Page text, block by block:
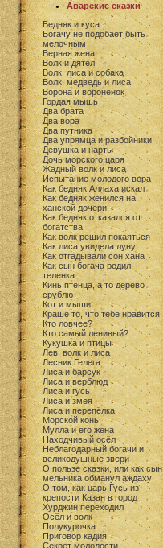
Аварские сказки
Бедняк и куса
Богачу не подобает быть
мелочным
Верная жена
Волк и дятел
Волк, лиса и собака
Волк, медведь и лиса
Ворона и воронёнок
Гордая мышь
Два брата
Два вора
Два путника
Два упрямца и разбойники
Девушка и нарты
Дочь морского царя
Жадный волк и лиса
Испытание молодого вора
Как бедняк Аллаха искал
Как бедняк женился на
ханской дочери
Как бедняк отказался от
богатства
Как волк решил покаяться
Как лиса увидела луну
Как отгадывали сон хана
Как сын богача родил
теленка
Кинь птенца, а то дерево
срублю
Кот и мыши
Краше то, что тебе нравится
Кто ловчее?
Кто самый ленивый?
Кукушка и птицы
Лев, волк и лиса
Лесник Гелега
Лиса и барсук
Лиса и верблюд
Лиса и гусь
Лиса и змея
Лиса и перепёлка
Морской конь
Мулла и его жена
Находчивый осёл
Неблагодарный богачи и
великодушные звери
О пользе сказки, или как сын
мельника обманул аждаху
О том, как царь Гусь из
крепости Казан в город
Хурджин переходил
Осёл и волк
Полукурочка
Приговор кадия
Секрет молодости